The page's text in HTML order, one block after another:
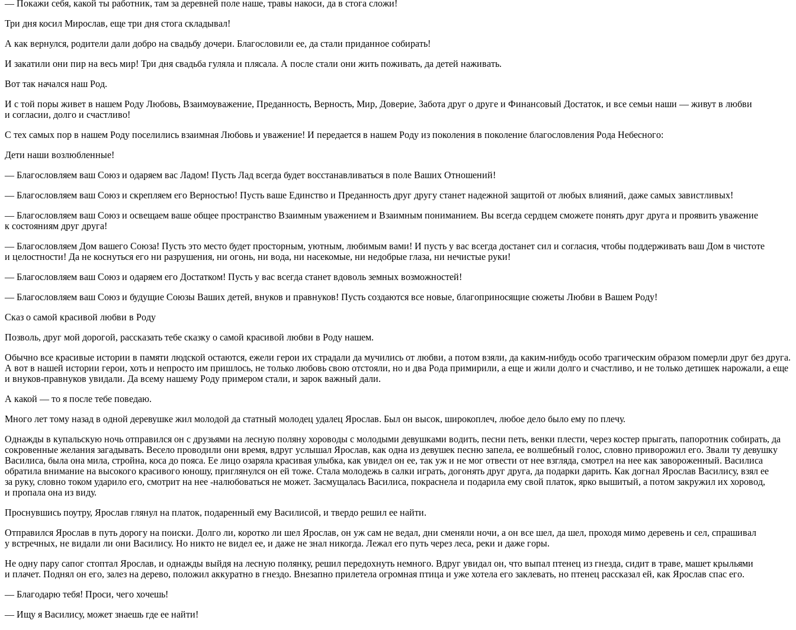
— Покажи себя, какой ты работник, там за деревней поле наше, травы накоси, да в стога сложи!
Три дня косил Мирослав, еще три дня стога складывал!
А как вернулся, родители дали добро на свадьбу дочери. Благословили ее, да стали приданное собирать!
И закатили они пир на весь мир! Три дня свадьба гуляла и плясала. А после стали они жить поживать, да детей наживать.
Вот так начался наш Род.
И с той поры живет в нашем Роду Любовь, Взаимоуважение, Преданность, Верность, Мир, Доверие, Забота друг о друге и Финансовый Достаток, и все семьи наши — живут в любви
и согласии, долго и счастливо!
С тех самых пор в нашем Роду поселились взаимная Любовь и уважение! И передается в нашем Роду из поколения в поколение благословления Рода Небесного:
Дети наши возлюбленные!
— Благословляем ваш Союз и одаряем вас Ладом! Пусть Лад всегда будет восстанавливаться в поле Ваших Отношений!
— Благословляем ваш Союз и скрепляем его Верностью! Пусть ваше Единство и Преданность друг другу станет надежной защитой от любых влияний, даже самых завистливых!
— Благословляем ваш Союз и освещаем ваше общее пространство Взаимным уважением и Взаимным пониманием. Вы всегда сердцем сможете понять друг друга и проявить уважение
к состояниям друг друга!
— Благословляем Дом вашего Союза! Пусть это место будет просторным, уютным, любимым вами! И пусть у вас всегда достанет сил и согласия, чтобы поддерживать ваш Дом в чистоте
и целостности! Да не коснуться его ни разрушения, ни огонь, ни вода, ни насекомые, ни недобрые глаза, ни нечистые руки!
— Благословляем ваш Союз и одаряем его Достатком! Пусть у вас всегда станет вдоволь земных возможностей!
— Благословляем ваш Союз и будущие Союзы Ваших детей, внуков и правнуков! Пусть создаются все новые, благоприносящие сюжеты Любви в Вашем Роду!
Сказ о самой красивой любви в Роду
Позволь, друг мой дорогой, рассказать тебе сказку о самой красивой любви в Роду нашем.
Обычно все красивые истории в памяти людской остаются, ежели герои их страдали да мучились от любви, а потом взяли, да каким-нибудь особо трагическим образом померли друг без друга.
А вот в нашей истории герои, хоть и непросто им пришлось, не только любовь свою отстояли, но и два Рода примирили, а еще и жили долго и счастливо, и не только детишек нарожали, а еще
и внуков-правнуков увидали. Да всему нашему Роду примером стали, и зарок важный дали.
А какой — то я после тебе поведаю.
Много лет тому назад в одной деревушке жил молодой да статный молодец удалец Ярослав. Был он высок, широкоплеч, любое дело было ему по плечу.
Однажды в купальскую ночь отправился он с друзьями на лесную поляну хороводы с молодыми девушками водить, песни петь, венки плести, через костер прыгать, папоротник собирать, да
сокровенные желания загадывать. Весело проводили они время, вдруг услышал Ярослав, как одна из девушек песню запела, ее волшебный голос, словно приворожил его. Звали ту девушку
Василиса, была она мила, стройна, коса до пояса. Ее лицо озаряла красивая улыбка, как увидел он ее, так уж и не мог отвести от нее взгляда, смотрел на нее как завороженный. Василиса
обратила внимание на высокого красивого юношу, приглянулся он ей тоже. Стала молодежь в салки играть, догонять друг друга, да подарки дарить. Как догнал Ярослав Василису, взял ее
за руку, словно током ударило его, смотрит на нее -налюбоваться не может. Засмущалась Василиса, покраснела и подарила ему свой платок, ярко вышитый, а потом закружил их хоровод,
и пропала она из виду.
Проснувшись поутру, Ярослав глянул на платок, подаренный ему Василисой, и твердо решил ее найти.
Отправился Ярослав в путь дорогу на поиски. Долго ли, коротко ли шел Ярослав, он уж сам не ведал, дни сменяли ночи, а он все шел, да шел, проходя мимо деревень и сел, спрашивал
у встречных, не видали ли они Василису. Но никто не видел ее, и даже не знал никогда. Лежал его путь через леса, реки и даже горы.
Не одну пару сапог стоптал Ярослав, и однажды выйдя на лесную полянку, решил передохнуть немного. Вдруг увидал он, что выпал птенец из гнезда, сидит в траве, машет крыльями
и плачет. Поднял он его, залез на дерево, положил аккуратно в гнездо. Внезапно прилетела огромная птица и уже хотела его заклевать, но птенец рассказал ей, как Ярослав спас его.
— Благодарю тебя! Проси, чего хочешь!
— Ищу я Василису, может знаешь где ее найти!